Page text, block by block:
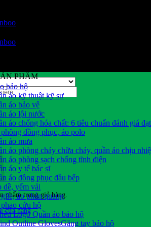
phẩm trong giỏ hàng.
cửa hàng
PHẨM
bảo hộ
áo kỹ thuật kỹ sư
áo bảo vệ
áo lội nước
áo chống hóa chất: 6 tiêu chuẩn đánh giá
đồng phục, áo polo
áo mưa
áo phòng cháy chữa cháy, quần áo chịu
áo phòng sạch chống tĩnh điện
áo y tế bác sĩ
áo đồng phục đầu bếp
dề, yếm vải
áo phản quang
cứu hộ
Logo Quần áo bảo hộ
Găng tay bảo hộ